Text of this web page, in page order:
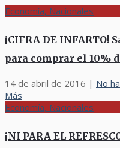
Economía, Nacionales
¡CIFRA DE
para comprar el 10%
14 de abril de 2016 | No
Más
Economía, Nacionales
¡NI PARA EL